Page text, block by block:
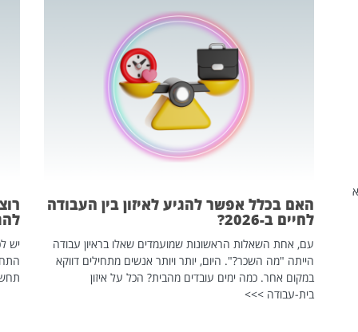
האם בכלל אפשר להגיע לאיזון בין העבודה
לחיים ב-2026?
עם, אחת השאלות הראשונות שמועמדים שאלו בראיון עבודה
הייתה "מה השכר?". היום, יותר ויותר אנשים מתחילים דווקא
במקום אחר. כמה ימים עובדים מהבית? הכל על איזון
בית-עבודה >>>
יש